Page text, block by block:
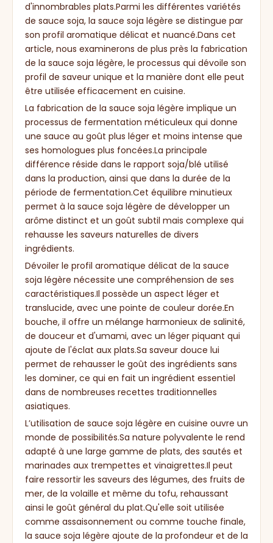
d'innombrables plats.Parmi les différentes variétés
de sauce soja, la sauce soja légère se distingue par
son profil aromatique délicat et nuancé.Dans cet
article, nous examinerons de plus près la fabrication
de la sauce soja légère, le processus qui dévoile son
profil de saveur unique et la manière dont elle peut
être utilisée efficacement en cuisine.
La fabrication de la sauce soja légère implique un
processus de fermentation méticuleux qui donne
une sauce au goût plus léger et moins intense que
ses homologues plus foncées.La principale
différence réside dans le rapport soja/blé utilisé
dans la production, ainsi que dans la durée de la
période de fermentation.Cet équilibre minutieux
permet à la sauce soja légère de développer un
arôme distinct et un goût subtil mais complexe qui
rehausse les saveurs naturelles de divers
ingrédients.
Dévoiler le profil aromatique délicat de la sauce
soja légère nécessite une compréhension de ses
caractéristiques.Il possède un aspect léger et
translucide, avec une pointe de couleur dorée.En
bouche, il offre un mélange harmonieux de salinité,
de douceur et d'umami, avec un léger piquant qui
ajoute de l'éclat aux plats.Sa saveur douce lui
permet de rehausser le goût des ingrédients sans
les dominer, ce qui en fait un ingrédient essentiel
dans de nombreuses recettes traditionnelles
asiatiques.
L’utilisation de sauce soja légère en cuisine ouvre un
monde de possibilités.Sa nature polyvalente le rend
adapté à une large gamme de plats, des sautés et
marinades aux trempettes et vinaigrettes.Il peut
faire ressortir les saveurs des légumes, des fruits de
mer, de la volaille et même du tofu, rehaussant
ainsi le goût général du plat.Qu'elle soit utilisée
comme assaisonnement ou comme touche finale,
la sauce soja légère ajoute de la profondeur et de la